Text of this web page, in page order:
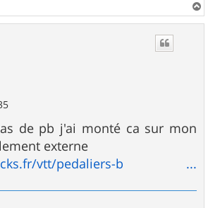
a
de pb j'ai monté ca sur mon
externe
vtt/pedaliers-b ...